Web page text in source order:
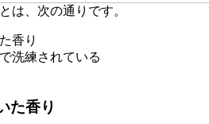
は、次の通りです。
香り
洗練されている
た香り